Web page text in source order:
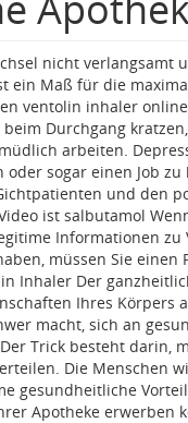
nicht verlangsamt
ein Maß für die
ventolin inhaler
Durchgang
arbeiten.
sogar einen Job
und den
ist salbutamol
Informationen
müssen Sie
Inhaler Der
Ihres Körpers
macht, sich an
Trick besteht darin,
Die Menschen
gesundheitliche
Apotheke erwerben